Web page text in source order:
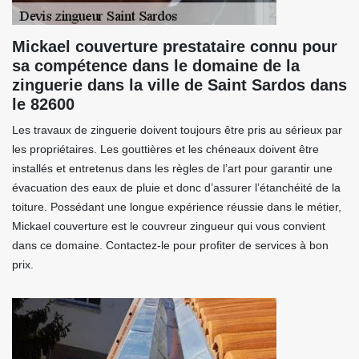
Mickael couverture prestataire connu pour
sa compétence dans le domaine de la
zinguerie dans la ville de Saint Sardos dans
le 82600
Les travaux de zinguerie doivent toujours être pris au sérieux par
les propriétaires. Les gouttières et les chéneaux doivent être
installés et entretenus dans les règles de l’art pour garantir une
évacuation des eaux de pluie et donc d’assurer l’étanchéité de la
toiture. Possédant une longue expérience réussie dans le métier,
Mickael couverture est le couvreur zingueur qui vous convient
dans ce domaine. Contactez-le pour profiter de services à bon
prix.